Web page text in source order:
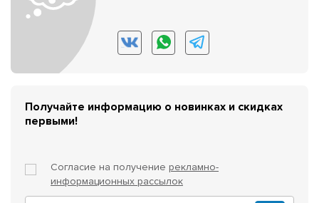
Получайте информацию о новинках и скидках
первыми!
Согласие на получение рекламно-
информационных рассылок